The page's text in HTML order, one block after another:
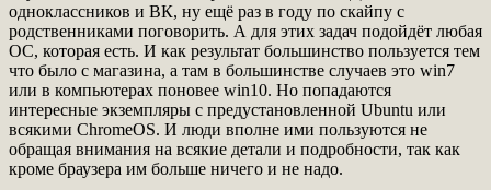
одноклассников и ВК, ну ещё раз в году по скайпу с
родственниками поговорить. А для этих задач подойдёт любая
ОС, которая есть. И как результат большинство пользуется тем
что было с магазина, а там в большинстве случаев это win7
или в компьютерах поновее win10. Но попадаются
интересные экземпляры с предустановленной Ubuntu или
всякими ChromeOS. И люди вполне ими пользуются не
обращая внимания на всякие детали и подробности, так как
кроме браузера им больше ничего и не надо.